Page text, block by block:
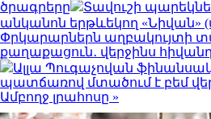
ծրագրերը
Տավուշի
անկանոն երթևեկող «Նիվան»
Փրկարարներն աղբակույտի
քաղաքացուն․ վերջինս
Ալլա Պուգաչովան
պատճառով մտածում է բեմ
Ամբողջ լրահոսը »